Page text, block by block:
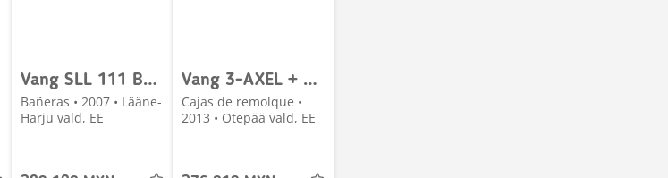
Vang SLL 111 BT BOX L=7777 mm
Bañeras • 2007 • Lääne-
Harju vald, EE
Vang 3-AXEL + LIFTING SIDE & ROOF + REMOTE CONTROL 1. a
Cajas de remolque •
2013 • Otepää vald, EE